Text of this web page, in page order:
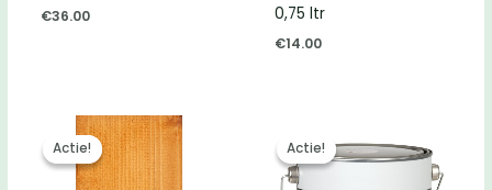
€36.00
0,75 ltr
€14.00
Actie!
Actie! Actie!
Actie!